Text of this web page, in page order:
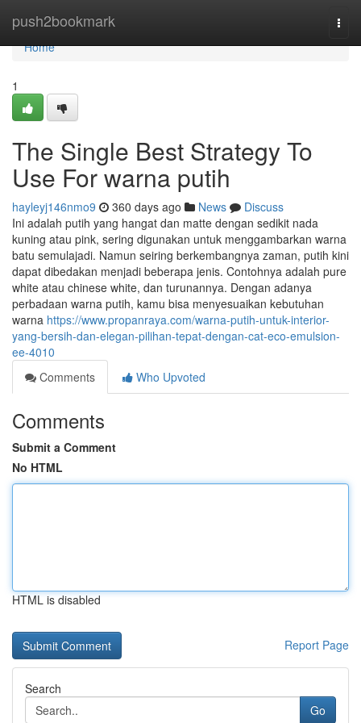
push2bookmark
Home
Home
1
The Single Best Strategy To
Use For warna putih
hayleyj146nmo9 360 days ago News
Discuss
Ini adalah putih yang hangat dan matte dengan sedikit nada
kuning atau pink, sering digunakan untuk menggambarkan warna
batu semulajadi. Namun seiring berkembangnya zaman, putih kini
dapat dibedakan menjadi beberapa jenis. Contohnya adalah pure
white atau chinese white, dan turunannya. Dengan adanya
perbadaan warna putih, kamu bisa menyesuaikan kebutuhan
warna https://www.propanraya.com/warna-putih-untuk-interior-
yang-bersih-dan-elegan-pilihan-tepat-dengan-cat-eco-emulsion-
ee-4010
Comments
Who Upvoted
Comments
Submit a Comment
No HTML
HTML is disabled
Report Page
Search
Go